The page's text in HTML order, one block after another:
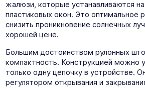
жалюзи, которые устанавливаются
пластиковых окон. Это оптимальное
снизить проникновение солнечных
хорошей цене.
Большим достоинством рулонных
компактность. Конструкцией можно
только одну цепочку в устройстве.
регулятором открывания и